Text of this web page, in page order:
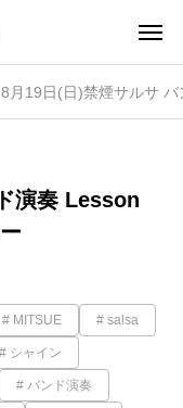
8月19日(日)禁煙サルサ
演奏 Lesson
MITSUE salsa
シャイン
バンド演奏